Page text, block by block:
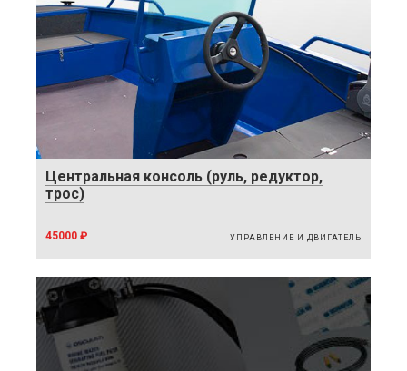
Центральная консоль (руль, редуктор,
трос)
45000 ₽ УПРАВЛЕНИЕ И ДВИГАТЕЛЬ